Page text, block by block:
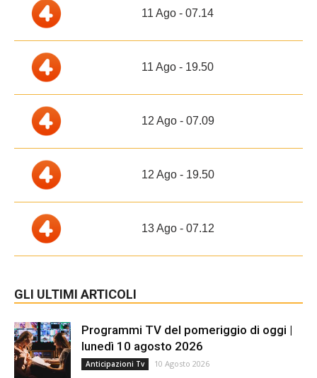
11 Ago - 07.14
11 Ago - 19.50
12 Ago - 07.09
12 Ago - 19.50
13 Ago - 07.12
GLI ULTIMI ARTICOLI
Programmi TV del pomeriggio di oggi |
lunedì 10 agosto 2026
Anticipazioni Tv 10 Agosto 2026